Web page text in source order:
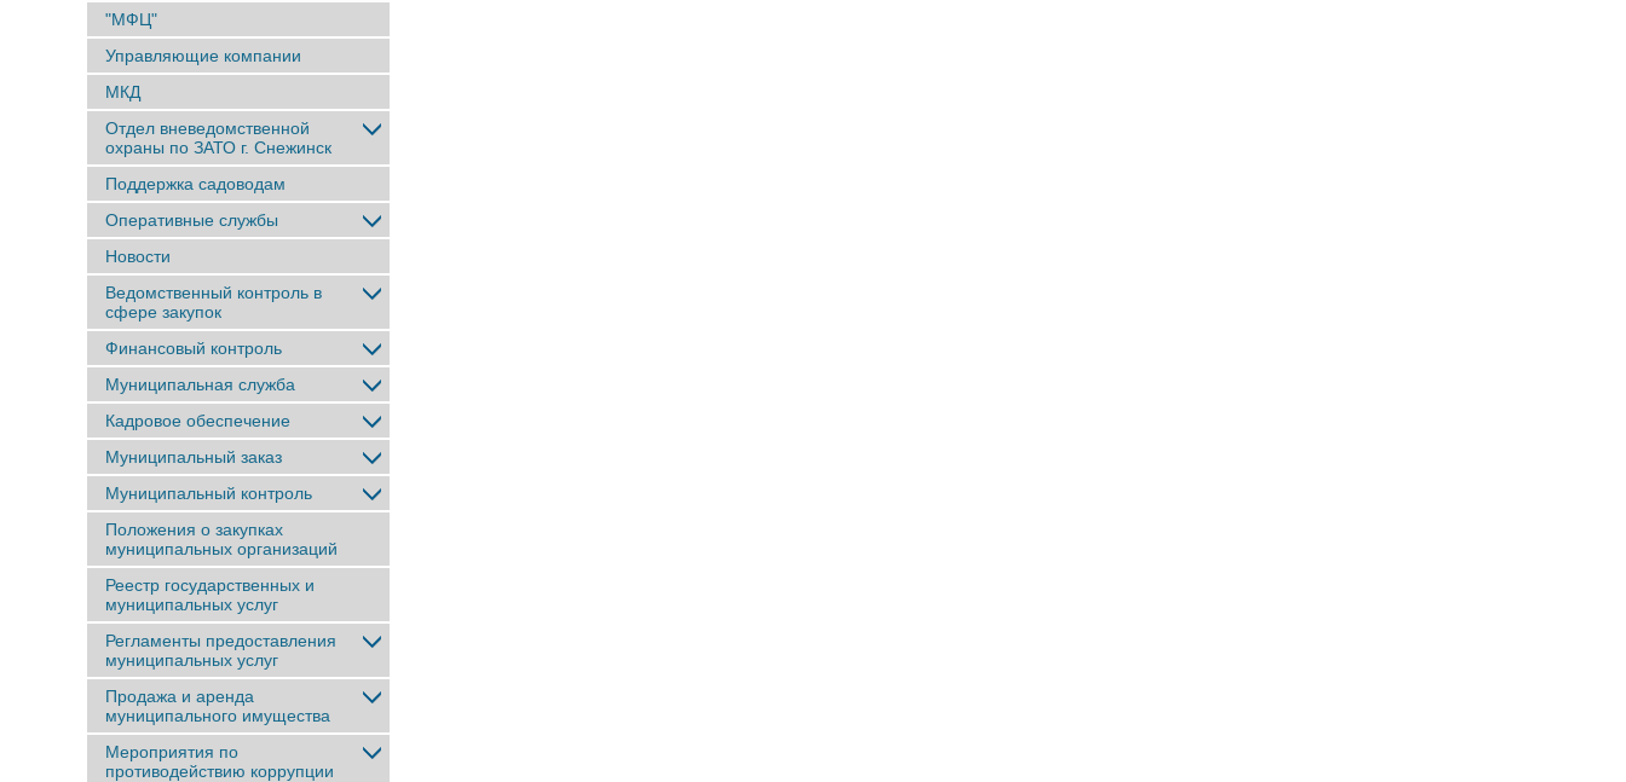
"МФЦ"
Управляющие компании
МКД
Отдел вневедомственной
охраны по ЗАТО г. Снежинск
Поддержка садоводам
Оперативные службы
Новости
Ведомственный контроль в
сфере закупок
Финансовый контроль
Муниципальная служба
Кадровое обеспечение
Муниципальный заказ
Муниципальный контроль
Положения о закупках
муниципальных организаций
Реестр государственных и
муниципальных услуг
Регламенты предоставления
муниципальных услуг
Продажа и аренда
муниципального имущества
Мероприятия по
противодействию коррупции